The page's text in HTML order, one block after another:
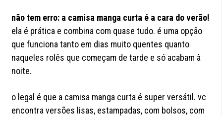
não tem erro: a camisa manga curta é a cara do verão!
ela é prática e combina com quase tudo. é uma opção
que funciona tanto em dias muito quentes quanto
naqueles rolês que começam de tarde e só acabam à
noite.
o legal é que a camisa manga curta é super versátil. vc
encontra versões lisas, estampadas, com bolsos, com